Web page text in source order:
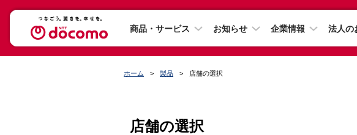
商品・サービス お知らせ 企業情報 法人の
ホーム 製品 店舗の選択
店舗の選択